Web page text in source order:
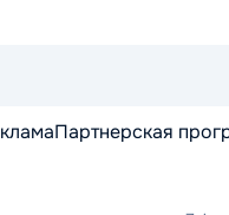
Партнерская